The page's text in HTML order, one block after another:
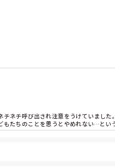
ネチ呼び出され注意をうけていました
たちのことを思うとやめれない…とい